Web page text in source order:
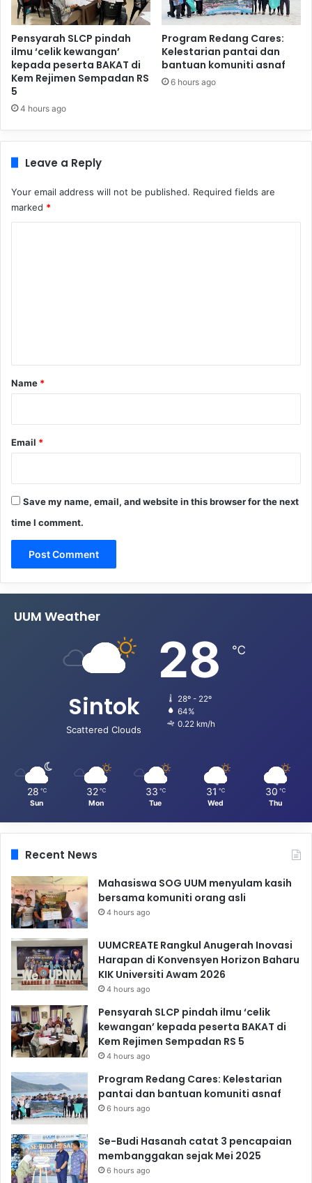
Pensyarah SLCP pindah
ilmu ‘celik kewangan’
kepada peserta BAKAT di
Kem Rejimen Sempadan RS
5
4 hours ago
Program Redang Cares:
Kelestarian pantai dan
bantuan komuniti asnaf
6 hours ago
Leave a Reply
Your email address will not be published. Required fields are
marked *
*
Name *
Email *
Save my name, email, and website in this browser for the next
time I comment.
UUM Weather
Sintok
Scattered Clouds
28 ℃
28º - 22º
64%
0.22 km/h
28 ℃
Sun
32 ℃
Mon
33 ℃
Tue
31 ℃
Wed
30 ℃
Thu
Recent News
Mahasiswa SOG UUM menyulam kasih
bersama komuniti orang asli
4 hours ago
UUMCREATE Rangkul Anugerah Inovasi
Harapan di Konvensyen Horizon Baharu
KIK Universiti Awam 2026
4 hours ago
Pensyarah SLCP pindah ilmu ‘celik
kewangan’ kepada peserta BAKAT di
Kem Rejimen Sempadan RS 5
4 hours ago
Program Redang Cares: Kelestarian
pantai dan bantuan komuniti asnaf
6 hours ago
Se-Budi Hasanah catat 3 pencapaian
membanggakan sejak Mei 2025
6 hours ago